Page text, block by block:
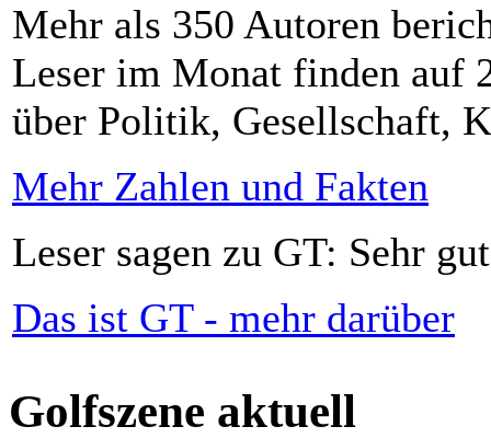
Mehr als 350 Autoren
Leser im Monat finden auf
über Politik, Gesellschaft,
Mehr Zahlen und Fakten
Leser sagen zu GT: Sehr
Das ist GT - mehr darüber
Golfszene aktuell